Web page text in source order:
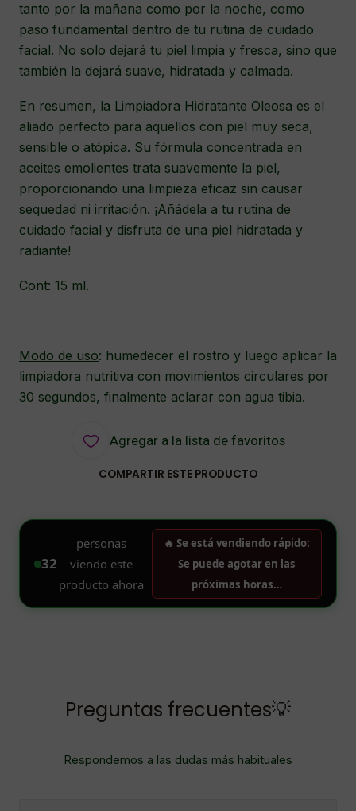
tanto por la mañana como por la noche, como
paso fundamental dentro de tu rutina de cuidado
facial. No solo dejará tu piel limpia y fresca, sino que
también la dejará suave, hidratada y calmada.
En resumen, la Limpiadora Hidratante Oleosa es el
aliado perfecto para aquellos con piel muy seca,
sensible o atópica. Su fórmula concentrada en
aceites emolientes trata suavemente la piel,
proporcionando una limpieza eficaz sin causar
sequedad ni irritación. ¡Añádela a tu rutina de
cuidado facial y disfruta de una piel hidratada y
radiante!
Cont: 15 ml.
Modo de uso: humedecer el rostro y luego aplicar la
limpiadora nutritiva con movimientos circulares por
30 segundos, finalmente aclarar con agua tibia.
Agregar a la lista de favoritos
COMPARTIR ESTE PRODUCTO
Preguntas frecuentes💡
Respondemos a las dudas más habituales